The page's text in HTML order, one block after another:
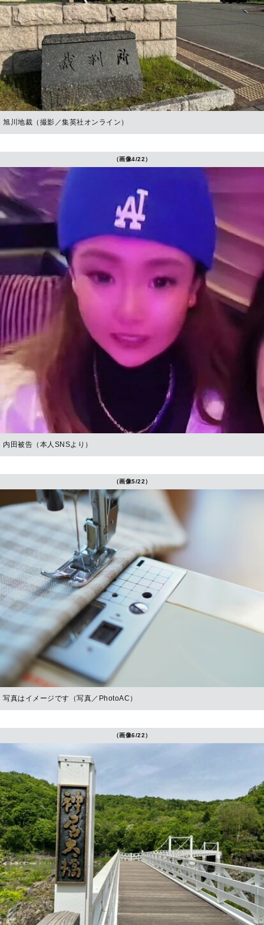
旭川地裁（撮影／集英社オンライン）
（画像4/22）
内田被告（本人SNSより）
（画像5/22）
写真はイメージです（写真／PhotoAC）
（画像6/22）